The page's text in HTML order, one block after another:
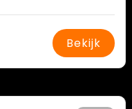
Bekijk